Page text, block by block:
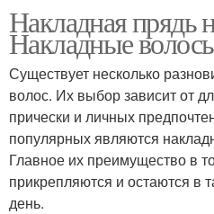
Накладная прядь
Накладные
Существует несколько
волос. Их выбор зависит от
прически и личных
популярных являются
Главное их преимущество в
прикрепляются и остаются в
день.